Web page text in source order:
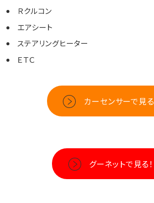
Ｒクルコン
エアシート
ステアリングヒーター
ＥＴＣ
カーセンサーで見る
グーネットで見る！